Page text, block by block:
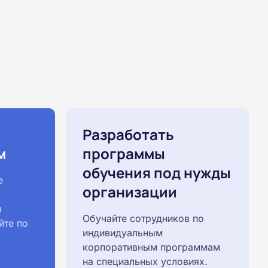
по
Разработать
программы
обучения под нужды
организации
Обучайте сотрудников по
индивидуальным
корпоративным программам
на специальных условиях.